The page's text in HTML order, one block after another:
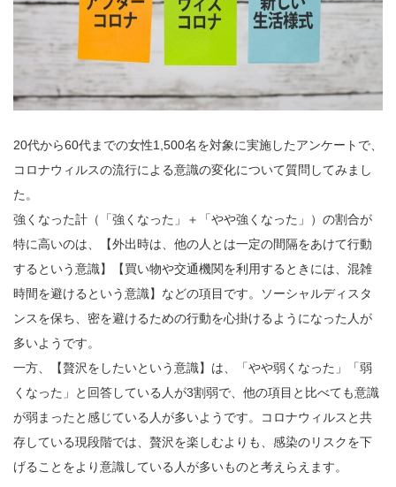
20代から60代までの女性1,500名を対象に実施したアンケートで、
コロナウィルスの流行による意識の変化について質問してみまし
た。
強くなった計（「強くなった」＋「やや強くなった」）の割合が
特に高いのは、【外出時は、他の人とは一定の間隔をあけて行動
するという意識】【買い物や交通機関を利用するときには、混雑
時間を避けるという意識】などの項目です。ソーシャルディスタ
ンスを保ち、密を避けるための行動を心掛けるようになった人が
多いようです。
一方、【贅沢をしたいという意識】は、「やや弱くなった」「弱
くなった」と回答している人が3割弱で、他の項目と比べても意識
が弱まったと感じている人が多いようです。コロナウィルスと共
存している現段階では、贅沢を楽しむよりも、感染のリスクを下
げることをより意識している人が多いものと考えらえます。